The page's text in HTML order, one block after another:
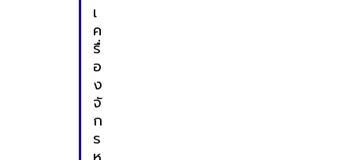
เ
ค
รื่
อ
ง
จั
ก
ร